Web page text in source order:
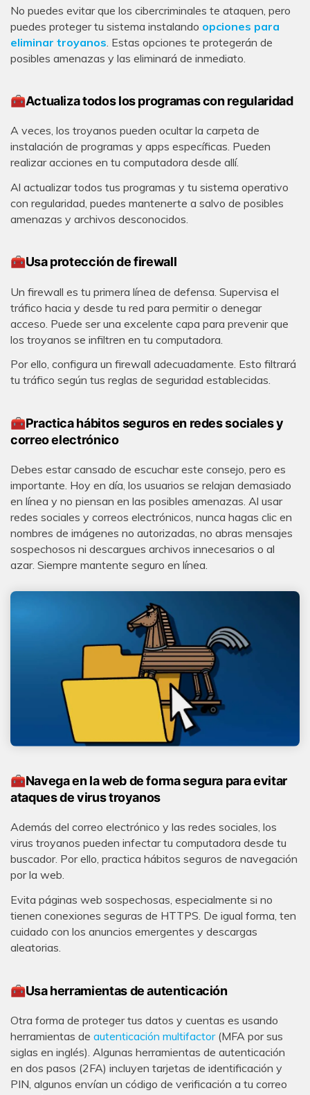
No puedes evitar que los cibercriminales te ataquen, pero
puedes proteger tu sistema instalando opciones para
eliminar troyanos . Estas opciones te protegerán de
posibles amenazas y las eliminará de inmediato.
🧰Actualiza todos los programas con regularidad󠀲
A veces, los troyanos pueden ocultar la carpeta de
instalación de programas y apps específicas. Pueden
realizar acciones en tu computadora desde allí.
Al actualizar todos tus programas y tu sistema operativo
con regularidad, puedes mantenerte a salvo de posibles
amenazas y archivos desconocidos.
🧰Usa protección de firewall
Un firewall es tu primera línea de defensa. Supervisa el
tráfico hacia y desde tu red para permitir o denegar
acceso. Puede ser una excelente capa para prevenir que
los troyanos se infiltren en tu computadora.
Por ello, configura un firewall adecuadamente. Esto filtrará
tu tráfico según tus reglas de seguridad establecidas.
🧰Practica hábitos seguros en redes sociales y
correo electrónico
Debes estar cansado de escuchar este consejo, pero es
importante. Hoy en día, los usuarios se relajan demasiado
en línea y no piensan en las posibles amenazas. Al usar
redes sociales y correos electrónicos, nunca hagas clic en
nombres de imágenes no autorizadas, no abras mensajes
sospechosos ni descargues archivos innecesarios o al
azar. Siempre mantente seguro en línea.
🧰Navega en la web de forma segura para evitar
ataques de virus troyanos
Además del correo electrónico y las redes sociales, los
virus troyanos pueden infectar tu computadora desde tu
buscador. Por ello, practica hábitos seguros de navegación
por la web.
Evita páginas web sospechosas, especialmente si no
tienen conexiones seguras de HTTPS. De igual forma, ten
cuidado con los anuncios emergentes y descargas
aleatorias.
🧰Usa herramientas de autenticación
Otra forma de proteger tus datos y cuentas es usando
herramientas de autenticación multifactor(MFA por sus
siglas en inglés). Algunas herramientas de autenticación
en dos pasos (2FA) incluyen tarjetas de identificación y
PIN, algunos envían un código de verificación a tu correo